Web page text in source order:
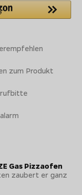
zum Produkt
Gas Pizzaofen
zaubert er ganz